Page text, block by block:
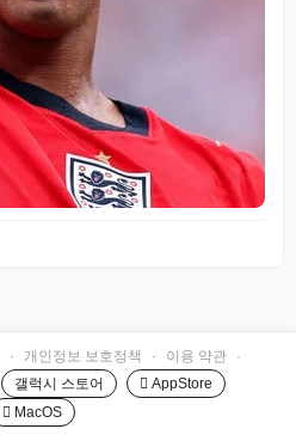
· 개인정보 보호정책 · 이용 약관
·
갤럭시 스토어
 AppStore
 MacOS